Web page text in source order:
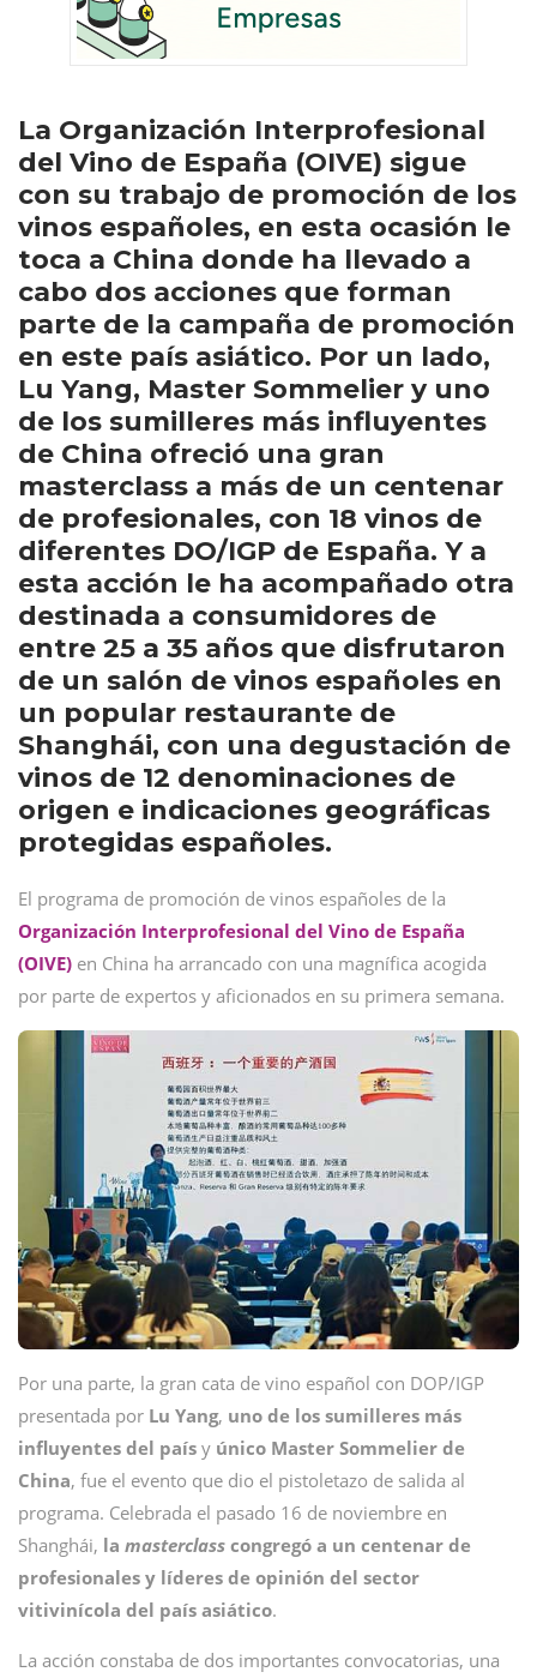
La Organización Interprofesional
del Vino de España (OIVE) sigue
con su trabajo de promoción de los
vinos españoles, en esta ocasión le
toca a China donde ha llevado a
cabo dos acciones que forman
parte de la campaña de promoción
en este país asiático. Por un lado,
Lu Yang, Master Sommelier y uno
de los sumilleres más influyentes
de China ofreció una gran
masterclass a más de un centenar
de profesionales, con 18 vinos de
diferentes DO/IGP de España. Y a
esta acción le ha acompañado otra
destinada a consumidores de
entre 25 a 35 años que disfrutaron
de un salón de vinos españoles en
un popular restaurante de
Shanghái, con una degustación de
vinos de 12 denominaciones de
origen e indicaciones geográficas
protegidas españoles.
El programa de promoción de vinos españoles de la
Organización Interprofesional del Vino de España
(OIVE) en China ha arrancado con una magnífica acogida
por parte de expertos y aficionados en su primera semana.
Por una parte, la gran cata de vino español con DOP/IGP
presentada por Lu Yang, uno de los sumilleres más
influyentes del país y único Master Sommelier de
China, fue el evento que dio el pistoletazo de salida al
programa. Celebrada el pasado 16 de noviembre en
Shanghái, la masterclass congregó a un centenar de
profesionales y líderes de opinión del sector
vitivinícola del país asiático.
La acción constaba de dos importantes convocatorias, una